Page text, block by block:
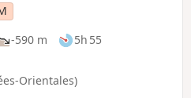
-590 m
5h 55
Orientales)